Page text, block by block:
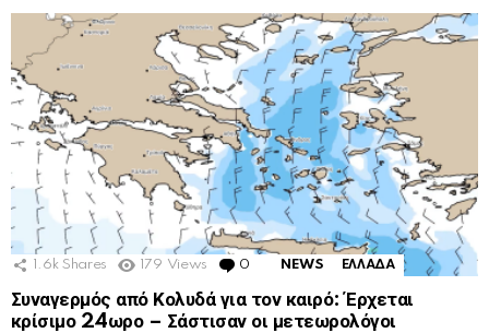
1.6k Shares 179 Views 0 Comments
NEWS ΕΛΛΑΔΑ
Συναγερμός από Κολυδά για τον καιρό: Έρχεται
κρίσιμο 24ωρο – Σάστισαν οι μετεωρολόγοι